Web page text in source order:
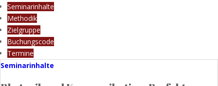
Seminarinhalte
Methodik
Zielgruppe
Buchungscode
Termine
Seminarinhalte